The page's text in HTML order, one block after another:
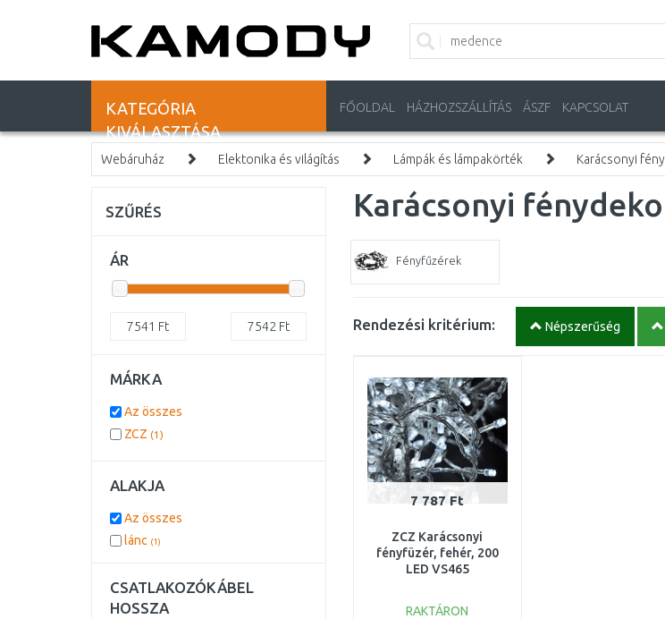
KATEGÓRIA
KIVÁLASZTÁSA
FŐOLDAL HÁZHOZSZÁLLÍTÁS ÁSZF KAPCSOLAT
Webáruház Elektonika és világítás Lámpák és lámpakörték Karácsonyi
Karácsonyi
Fényfűzérek
Rendezési kritérium: Népszerűség
7 787 Ft
ZCZ Karácsonyi
fényfüzér, fehér, 200
LED VS465
RAKTÁRON
SZŰRÉS
ÁR
7541 Ft 7542 Ft
MÁRKA
Az összes
ZCZ (1)
ALAKJA
Az összes
lánc (1)
CSATLAKOZÓKÁBEL
HOSSZA